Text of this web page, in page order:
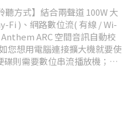
聽方式】結合兩聲道 100W 大
Fi )、網路數位流( 有線 / Wi-
ARC 空間音訊自動校
您想用電腦連接擴大機就要使
碟則需要數位串流播放機；又
材？現在只要一部 PW